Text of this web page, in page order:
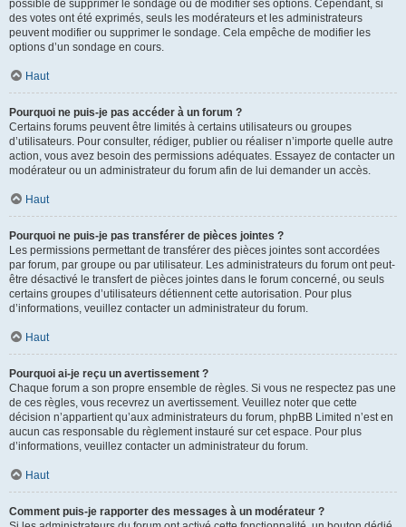
possible de supprimer le sondage ou de modifier ses options. Cependant, si
des votes ont été exprimés, seuls les modérateurs et les administrateurs
peuvent modifier ou supprimer le sondage. Cela empêche de modifier les
options d’un sondage en cours.
Haut
Pourquoi ne puis-je pas accéder à un forum ?
Certains forums peuvent être limités à certains utilisateurs ou groupes
d’utilisateurs. Pour consulter, rédiger, publier ou réaliser n’importe quelle autre
action, vous avez besoin des permissions adéquates. Essayez de contacter un
modérateur ou un administrateur du forum afin de lui demander un accès.
Haut
Pourquoi ne puis-je pas transférer de pièces jointes ?
Les permissions permettant de transférer des pièces jointes sont accordées
par forum, par groupe ou par utilisateur. Les administrateurs du forum ont peut-
être désactivé le transfert de pièces jointes dans le forum concerné, ou seuls
certains groupes d’utilisateurs détiennent cette autorisation. Pour plus
d’informations, veuillez contacter un administrateur du forum.
Haut
Pourquoi ai-je reçu un avertissement ?
Chaque forum a son propre ensemble de règles. Si vous ne respectez pas une
de ces règles, vous recevrez un avertissement. Veuillez noter que cette
décision n’appartient qu’aux administrateurs du forum, phpBB Limited n’est en
aucun cas responsable du règlement instauré sur cet espace. Pour plus
d’informations, veuillez contacter un administrateur du forum.
Haut
Comment puis-je rapporter des messages à un modérateur ?